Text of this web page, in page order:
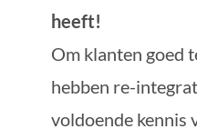
heeft!
Om klanten goed
hebben re-
voldoende kennis